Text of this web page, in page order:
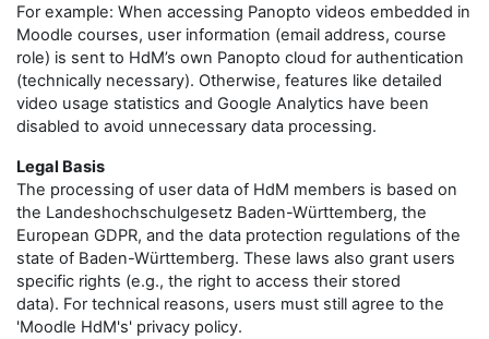
For example: When accessing Panopto videos embedded in
Moodle courses, user information (email address, course
role) is sent to HdM’s own Panopto cloud for authentication
(technically necessary). Otherwise, features like detailed
video usage statistics and Google Analytics have been
disabled to avoid unnecessary data processing.
Legal Basis
The processing of user data of HdM members is based on
the Landeshochschulgesetz Baden-Württemberg, the
European GDPR, and the data protection regulations of the
state of Baden-Württemberg. These laws also grant users
specific rights (e.g., the right to access their stored
data). For technical reasons, users must still agree to the
'Moodle HdM's' privacy policy.